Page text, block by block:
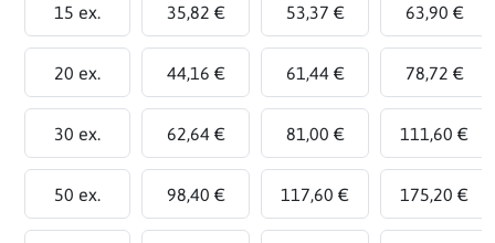
15 ex. 35,82 € 53,37 € 63,90 €
20 ex. 44,16 € 61,44 € 78,72 €
30 ex. 62,64 € 81,00 € 111,60 €
50 ex. 98,40 € 117,60 € 175,20 €